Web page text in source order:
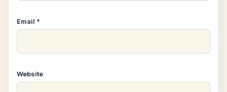
Email *
Website